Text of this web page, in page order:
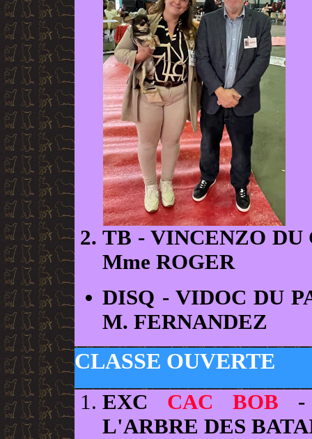
TB - VINCENZO DU
Mme ROGER
DISQ - VIDOC DU
M. FERNANDEZ
CLASSE OUVERTE
EXC CAC BOB -
L'ARBRE DES